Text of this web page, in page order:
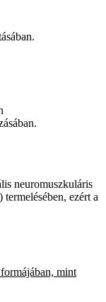
neuromuszkuláris
ezért a
mint